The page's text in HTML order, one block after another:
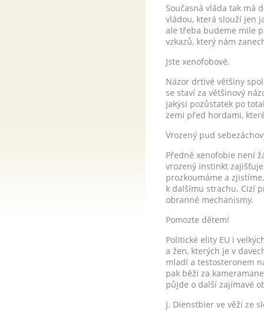
Současná vláda tak má
vládou, která slouží jen
ale třeba budeme mile
vzkazů, který nám
Jste xenofobové.
Názor drtivé většiny
se staví za většinový
jakýsi pozůstatek po
zemi před hordami,
Vrozený pud
Předně xenofobie není
vrozený instinkt
prozkoumáme a
k dalšímu strachu. Cizí
obranné mechanismy.
Pomozte dětem!
Politické elity EU i
a žen, kterých je v
mladí a testosteronem
pak běží za
půjde o další zajímavé
J. Dienstbier ve věži ze